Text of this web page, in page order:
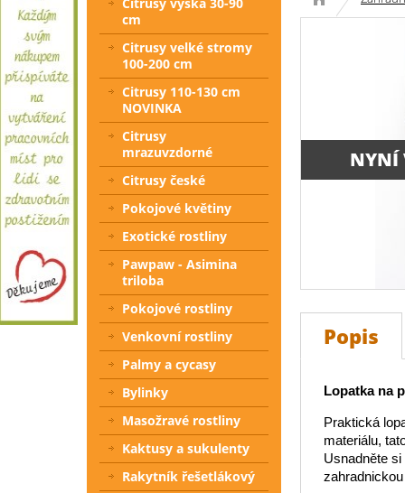
NYNÍ
Popis
Lopatka na
Praktická
materiálu,
Usnadněte
cm
Citrusy velké stromy
100-200 cm
Citrusy 110-130 cm
NOVINKA
Citrusy
mrazuvzdorné
Citrusy české
Pokojové květiny
Exotické rostliny
Pawpaw - Asimina
triloba
Pokojové rostliny
Venkovní rostliny
Palmy a cycasy
Bylinky
Masožravé rostliny
Kaktusy a sukulenty
Rakytník řešetlákový